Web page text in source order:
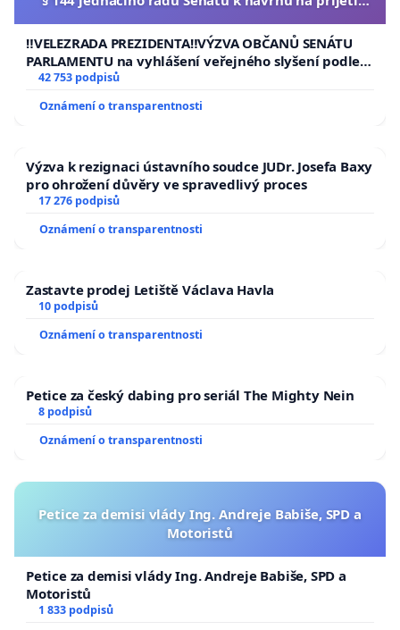
republiky
‼️VELEZRADA PREZIDENTA‼️VÝZVA OBČANŮ SENÁTU
PARLAMENTU na vyhlášení veřejného slyšení podle §
144 jednacího řádu Senátu k návrhu na přijetí
usnesení k podání ústavní žaloby na prezidenta
republiky
42 753 podpisů
Oznámení o transparentnosti
Výzva k rezignaci ústavního soudce JUDr. Josefa Baxy
pro ohrožení důvěry ve spravedlivý proces
17 276 podpisů
Oznámení o transparentnosti
Zastavte prodej Letiště Václava Havla
10 podpisů
Oznámení o transparentnosti
Petice za český dabing pro seriál The Mighty Nein
8 podpisů
Oznámení o transparentnosti
Petice za demisi vlády Ing. Andreje Babiše, SPD a
Motoristů
Petice za demisi vlády Ing. Andreje Babiše, SPD a
Motoristů
1 833 podpisů